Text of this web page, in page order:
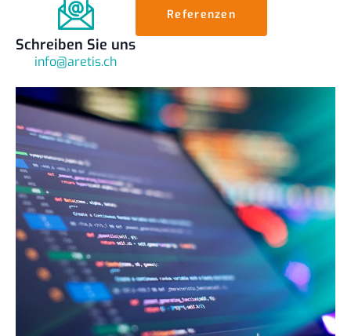
Schreiben Sie uns
info@aretis.ch
Referenzen